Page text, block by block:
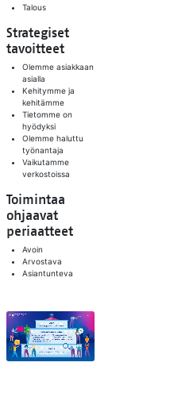
Talous
Strategiset
tavoitteet
Olemme asiakkaan
asialla
Kehitymme ja
kehitämme
Tietomme on
hyödyksi
Olemme haluttu
työnantaja
Vaikutamme
verkostoissa
Toimintaa
ohjaavat
periaatteet
Avoin
Arvostava
Asiantunteva